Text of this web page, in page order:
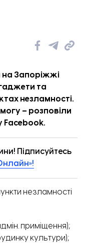
на Запоріжжі
та
незламності.
– розповіли
Facebook.
Підписуйтесь
незламності
приміщення);
культури);